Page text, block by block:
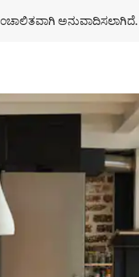
ಅನುವಾದಿಸಲಾಗಿದೆ.